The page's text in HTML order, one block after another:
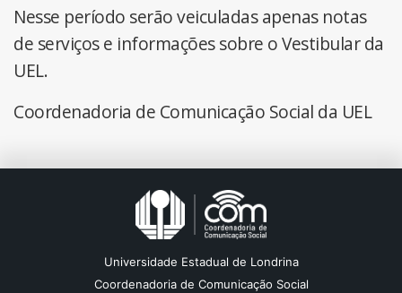
Nesse período serão veiculadas apenas notas
de serviços e informações sobre o Vestibular da
UEL.
Coordenadoria de Comunicação Social da UEL
Universidade Estadual de Londrina
Coordenadoria de Comunicação Social